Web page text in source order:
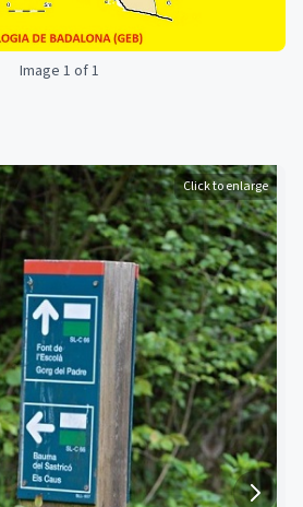
Image 1 of 1
Click to enlarge